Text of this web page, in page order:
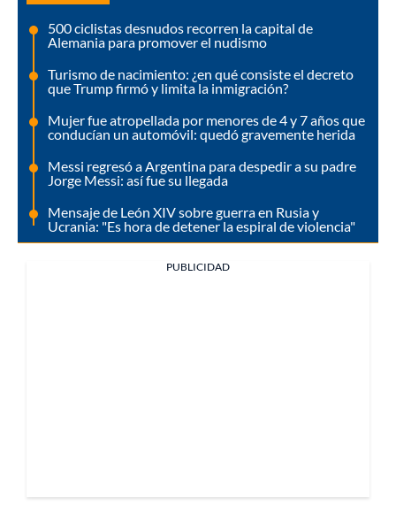
500 ciclistas desnudos recorren la capital de
Alemania para promover el nudismo
Turismo de nacimiento: ¿en qué consiste el decreto
que Trump firmó y limita la inmigración?
Mujer fue atropellada por menores de 4 y 7 años que
conducían un automóvil: quedó gravemente herida
Messi regresó a Argentina para despedir a su padre
Jorge Messi: así fue su llegada
Mensaje de León XIV sobre guerra en Rusia y
Ucrania: "Es hora de detener la espiral de violencia"
PUBLICIDAD